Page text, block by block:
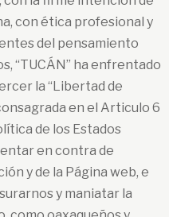
con ética profesional y
del pensamiento
“TUCÁN” ha enfrentado
la “Libertad de
en el Articulo 6
de los Estados
en contra de
y de la Página web, e
y maniatar la